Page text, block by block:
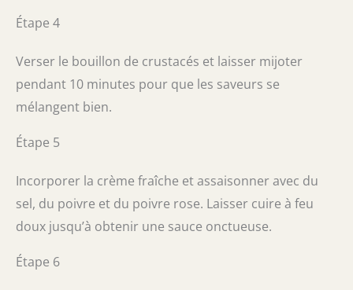
Étape 4
Verser le bouillon de crustacés et laisser mijoter
pendant 10 minutes pour que les saveurs se
mélangent bien.
Étape 5
Incorporer la crème fraîche et assaisonner avec du
sel, du poivre et du poivre rose. Laisser cuire à feu
doux jusqu’à obtenir une sauce onctueuse.
Étape 6